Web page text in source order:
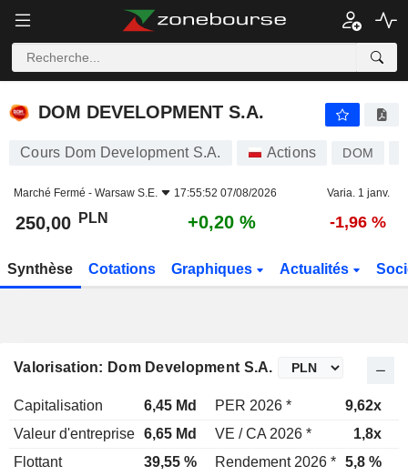
DOM DEVELOPMENT S.A.
DOM DEVELOPMENT S.A.
Cours Dom Development S.A. Actions DOM
Marché Fermé - Warsaw S.E. 17:55:52 07/08/2026 Varia. 1 janv.
250,00 PLN +0,20 % -1,96 %
Synthèse Cotations Graphiques Actualités
Valorisation: Dom Development S.A.
Capitalisation 6,45 Md PER 2026 * 9,62x
Valeur d'entreprise 6,65 Md VE / CA 2026 * 1,8x
Flottant
39,55 % Rendement 2026 * 5,8 %